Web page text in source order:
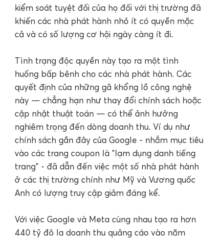
kiểm soát tuyệt đối của họ đối với thị trường đã
khiến các nhà phát hành nhỏ ít có quyền mặc
cả và có số lượng cơ hội ngày càng ít đi.
Tình trạng độc quyền này tạo ra một tình
huống bấp bênh cho các nhà phát hành. Các
quyết định của những gã khổng lồ công nghệ
này — chẳng hạn như thay đổi chính sách hoặc
cập nhật thuật toán — có thể ảnh hưởng
nghiêm trọng đến dòng doanh thu. Ví dụ như
chính sách gần đây của Google - nhắm mục tiêu
vào các trang coupon là "lạm dụng danh tiếng
trang" - đã dẫn đến việc một số nhà phát hành
ở các thị trường chính như Mỹ và Vương quốc
Anh có lượng truy cập giảm đáng kể.
Với việc Google và Meta cùng nhau tạo ra hơn
440 tỷ đô la doanh thu quảng cáo vào năm